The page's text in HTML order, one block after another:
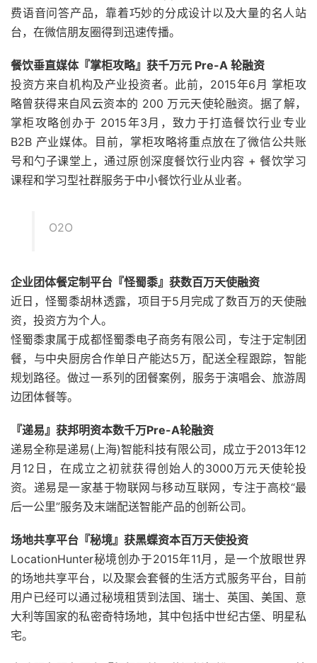
费语音问答产品，靠着巧妙的分成设计以及大量的名人站
台，在微信朋友圈得到迅速传播。
餐饮垂直媒体『掌柜攻略』获千万元 Pre-A 轮融资
投资方来自机构及产业投资者。此前，2015年6月 掌柜攻
略曾获得来自风云资本的 200 万元天使轮融资。据了解，
掌柜攻略创办于 2015年3月，致力于打造餐饮行业专业
B2B 产业媒体。目前，掌柜攻略将重点放在了微信公共账
号和勺子课堂上，通过原创深度餐饮行业内容 + 餐饮学习
课程和学习型社群服务于中小餐饮行业从业者。
O2O
企业团体餐定制平台『怪蜀黍』获数百万天使融资
近日，怪蜀黍胡林透露，项目于5月完成了数百万的天使融
资，投资方为个人。
怪蜀黍隶属于成都怪蜀黍电子商务有限公司，专注于定制团
餐，与中央厨房合作单日产能达5万，配送全程跟踪，智能
规划路径。做过一系列的团餐案例，服务于演唱会、旅游周
边团体餐等。
『递易』获邦明资本数千万Pre-A轮融资
递易全称是递易(上海)智能科技有限公司，成立于2013年12
月12日，在成立之初就获得创始人的3000万元天使轮投
资。递易是一家基于物联网与移动互联网，专注于高校“最
后一公里”服务及末端配送智能产品的创新公司。
场地共享平台『秘境』获黑蝶资本百万天使投资
LocationHunter秘境创办于2015年11月，是一个放眼世界
的场地共享平台，以及聚会套餐的生活方式服务平台，目前
用户已经可以通过秘境租赁到法国、瑞士、英国、美国、意
大利等国家的私密奇特场地，其中包括中世纪古堡、明星私
宅。